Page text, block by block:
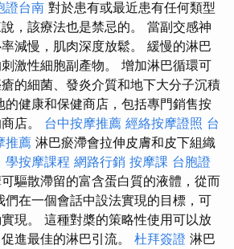
證台南 對於患有或最近患有任何類型
，該療法也是禁忌的。 當副交感神
減慢，肌肉深度放鬆。 緩慢的淋巴
激性細胞副產物。 增加淋巴循環可
的細菌、發炎介質和地下大分子沉積
健康和保健商店，包括專門銷售按
店。 台中按摩推薦 經絡按摩證照 台
推薦 淋巴瘀滯會拉伸皮膚和皮下組織
學按摩課程 網路行銷 按摩課 台胞證
驅散滯留的富含蛋白質的液體，從而
在一個會話中設法實現的目標，可
現。 這種對槳的策略性使用可以放
進最佳的淋巴引流。 杜拜簽證 淋巴